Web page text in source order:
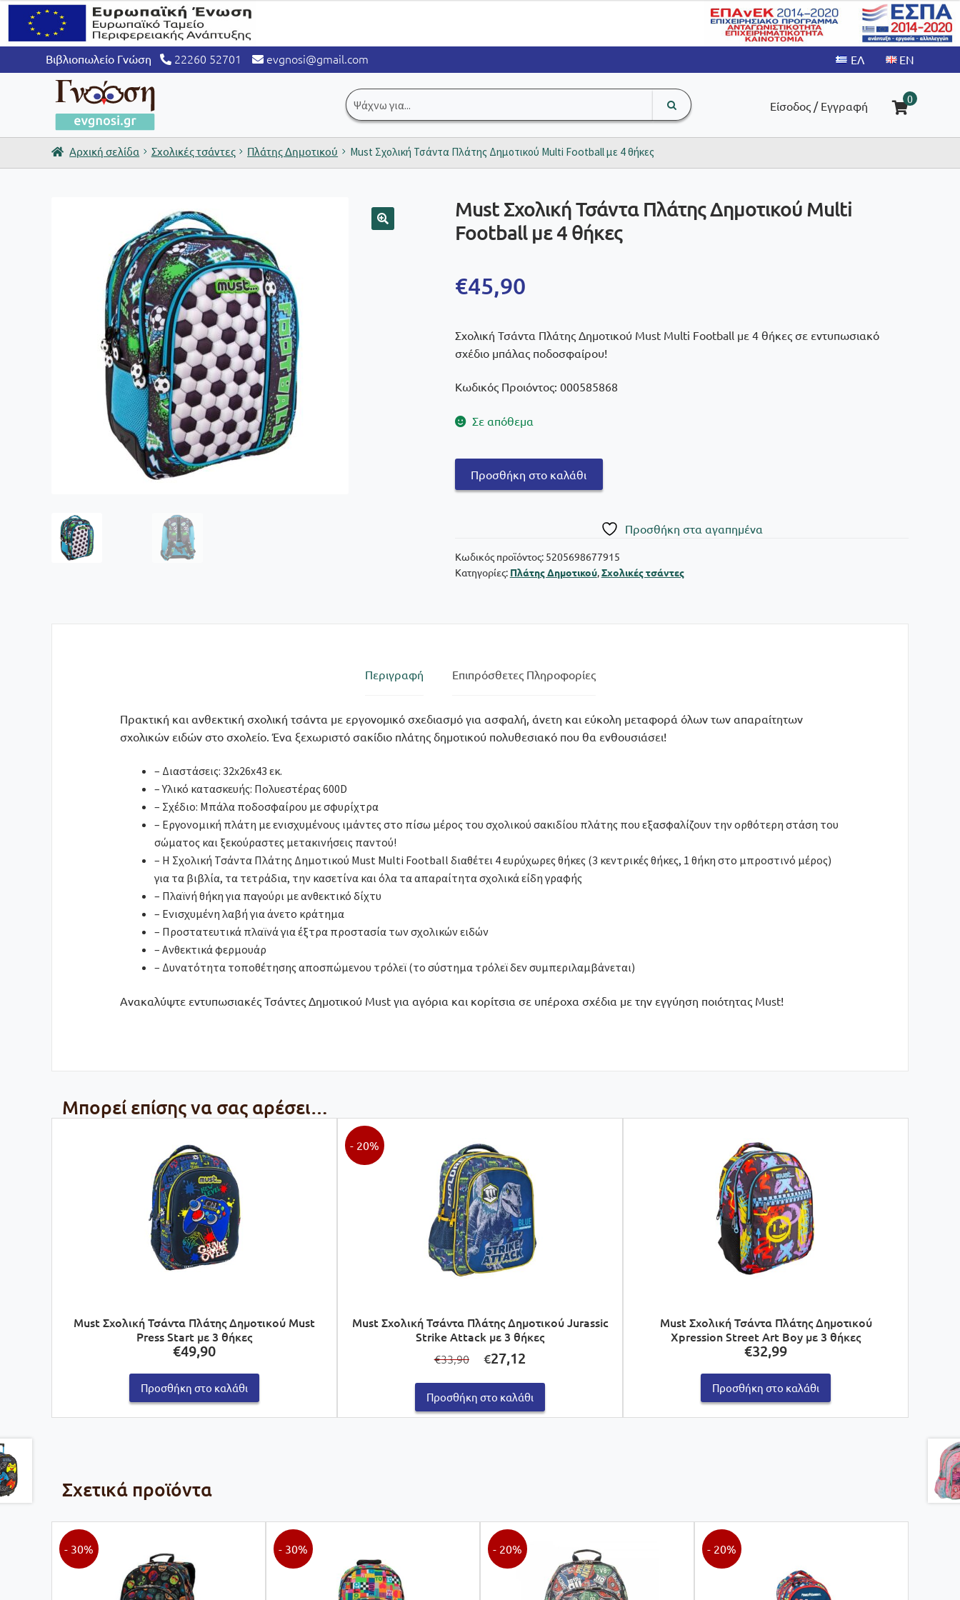
Βιβλιοπωλείο Γνώση 22260 52701 evgnosi@gmail.com
Αναζήτηση
για:
search
input
Είσοδος / Εγγραφή
0
Αρχική σελίδα Σχολικές τσάντες Πλάτης Δημοτικού Must Σχολική Τσάντα Πλάτης Δημοτικού Multi Football με 4 θήκες
Must Σχολική Τσάντα Πλάτης Δημοτικού Multi
Football με 4 θήκες
€45,90
Σχολική Τσάντα Πλάτης Δημοτικού Must Multi Football με 4 θήκες σε εντυπωσιακό
σχέδιο μπάλας ποδοσφαίρου!
Κωδικός Προιόντος: 000585868
Σε απόθεμα
Σχολική
Multi
Football
Προσθήκη στο καλάθι
Πρoσθήκη στα αγαπημένα
Κωδικός προϊόντος: 5205698677915
Κατηγορίες: Πλάτης Δημοτικού,Σχολικές τσάντες
Περιγραφή Επιπρόσθετες Πληροφορίες
Πρακτική και ανθεκτική σχολική τσάντα με εργονομικό σχεδιασμό για ασφαλή, άνετη και εύκολη μεταφορά όλων των απαραίτητων
σχολικών ειδών στο σχολείο. Ένα ξεχωριστό σακίδιο πλάτης δημοτικού πολυθεσιακό που θα ενθουσιάσει!
– Διαστάσεις: 32x26x43 εκ.
– Υλικό κατασκευής: Πολυεστέρας 600D
– Σχέδιο: Μπάλα ποδοσφαίρου με σφυρίχτρα
– Εργονομική πλάτη με ενισχυμένους ιμάντες στο πίσω μέρος του σχολικού σακιδίου πλάτης που εξασφαλίζουν την ορθότερη στάση του
σώματος και ξεκούραστες μετακινήσεις παντού!
– Η Σχολική Τσάντα Πλάτης Δημοτικού Must Multi Football διαθέτει 4 ευρύχωρες θήκες (3 κεντρικές θήκες, 1 θήκη στο μπροστινό μέρος)
για τα βιβλία, τα τετράδια, την κασετίνα και όλα τα απαραίτητα σχολικά είδη γραφής
– Πλαϊνή θήκη για παγούρι με ανθεκτικό δίχτυ
– Ενισχυμένη λαβή για άνετο κράτημα
– Προστατευτικά πλαϊνά για έξτρα προστασία των σχολικών ειδών
– Ανθεκτικά φερμουάρ
– Δυνατότητα τοποθέτησης αποσπώμενου τρόλεϊ (το σύστημα τρόλεϊ δεν συμπεριλαμβάνεται)
Ανακαλύψτε εντυπωσιακές Τσάντες Δημοτικού Must για αγόρια και κορίτσια σε υπέροχα σχέδια με την εγγύηση ποιότητας Must!
Μπορεί επίσης να σας αρέσει…
Must Σχολική Τσάντα Πλάτης Δημοτικού Must
Press Start με 3 θήκες
€49,90
Προσθήκη στο καλάθι
Must Σχολική Τσάντα Πλάτης Δημοτικού Jurassic
Strike Attack με 3 θήκες
- 20%
€33,90
Original
price
€33,90.
€27,12
Η
είναι:
€27,12.
Προσθήκη στο καλάθι
Must Σχολική Τσάντα Πλάτης Δημοτικού
Xpression Street Art Boy με 3 θήκες
€32,99
Προσθήκη στο καλάθι
Σχετικά προϊόντα
- 30% - 30% - 20% - 20%